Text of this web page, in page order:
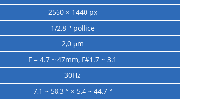
2560 × 1440 px
1/2,8 '' pollice
2,0 μm
F = 4.7 ~ 47mm, F#1.7 ~ 3.1
30Hz
7,1 ~ 58,3 ° × 5,4 ~ 44,7 °